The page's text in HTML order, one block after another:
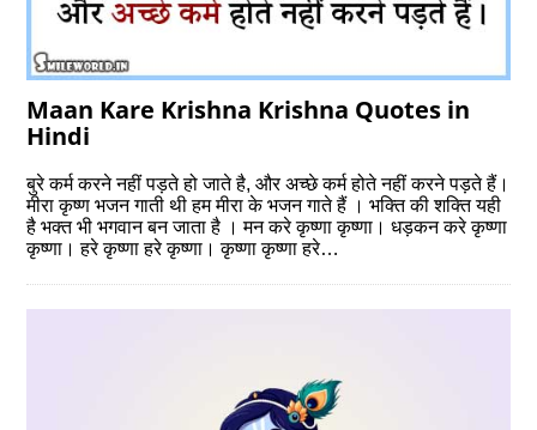
Maan Kare Krishna Krishna Quotes in
Hindi
बुरे कर्म करने नहीं पड़ते हो जाते है, और अच्‍छे कर्म होते नहीं करने पड़ते हैं।
मीरा कृष्ण भजन गाती थी हम मीरा के भजन गाते हैं । भक्ति की शक्ति यही
है भक्त भी भगवान बन जाता है । मन करे कृष्णा कृष्णा। धड़कन करे कृष्णा
कृष्णा। हरे कृष्णा हरे कृष्णा। कृष्णा कृष्णा हरे…